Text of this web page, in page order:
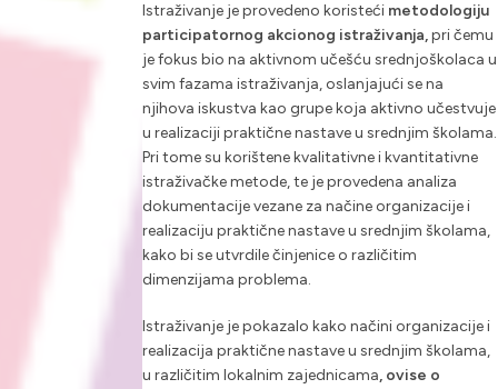
Istraživanje je provedeno koristeći metodologiju
participatornog akcionog istraživanja,pri čemu
je fokus bio na aktivnom učešću srednjoškolaca u
svim fazama istraživanja, oslanjajući se na
njihova iskustva kao grupe koja aktivno učestvuje
u realizaciji praktične nastave u srednjim školama.
Pri tome su korištene kvalitativne i kvantitativne
istraživačke metode, te je provedena analiza
dokumentacije vezane za načine organizacije i
realizaciju praktične nastave u srednjim školama,
kako bi se utvrdile činjenice o različitim
dimenzijama problema.
Istraživanje je pokazalo kako načini organizacije i
realizacija praktične nastave u srednjim školama,
u različitim lokalnim zajednicama, ovise o